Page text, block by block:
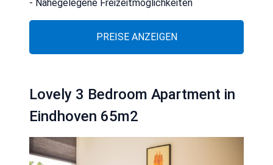
- Nahegelegene Freizeitmöglichkeiten
PREISE ANZEIGEN
Lovely 3 Bedroom Apartment in
Eindhoven 65m2